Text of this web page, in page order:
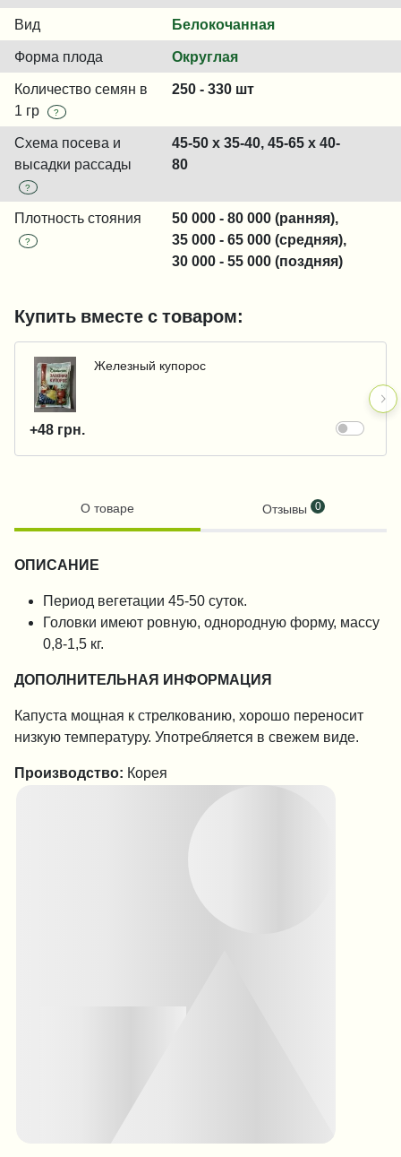
Вид Белокочанная
Форма плода Округлая
Количество семян в
1 гр
?
250 - 330 шт
Схема посева и
высадки рассады
?
45-50 x 35-40, 45-65 x 40-
80
Плотность стояния
?
50 000 - 80 000 (ранняя),
35 000 - 65 000 (средняя),
30 000 - 55 000 (поздняя)
Купить вместе с товаром:
Железный купорос
+48 грн.
О товаре Отзывы 0
ОПИСАНИЕ
Период вегетации 45-50 суток.
Головки имеют ровную, однородную форму, массу
0,8-1,5 кг.
ДОПОЛНИТЕЛЬНАЯ ИНФОРМАЦИЯ
Капуста мощная к стрелкованию, хорошо переносит
низкую температуру. Употребляется в свежем виде.
Производство: Корея